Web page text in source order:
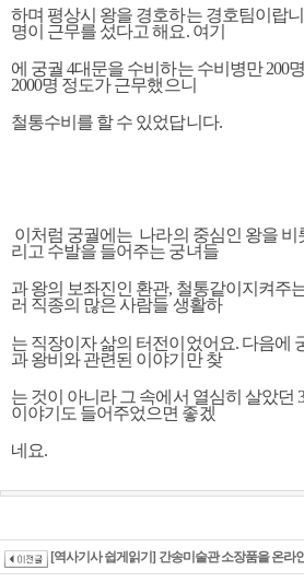
하며 평상시 왕을 경호하는 경호팀이랍
명이 근무를 섰다고 해요. 여기
에 궁궐 4대문을 수비하는 수비병만 200
2000명 정 도가 근무했으니
철통수비를 할 수 있었답니다.
이처럼 궁궐에는 나라의 중심인 왕을 비
리고 수발을 들어주는 궁녀들
과 왕의 보좌진인 환관, 철통같이 지켜주
러 직종의 많은 사람들 생활하
는 직장이자 삶의 터전이었어요. 다음에
과 왕비와 관련된 이야기만 찾
는 것이 아니라 그 속에서 열심히 살았던
이야기도 들어주었으면 좋겠
네요.
[역사기사 쉽게읽기] 간송미술관 소장품을 온라